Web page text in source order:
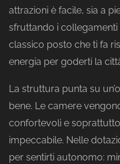
attrazioni è facile, sia a
sfruttando i
classico posto che ti fa
energia per goderti la
La struttura punta su
bene. Le camere
confortevoli e soprattutto
impeccabile. Nelle
per sentirti autonomo: